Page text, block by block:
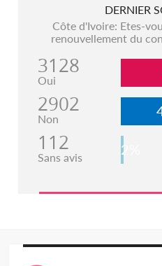
DERNIER
Côte d'Ivoire: Etes-
renouvellement du
3128
Oui
2902
Non
112
Sans avis 2%